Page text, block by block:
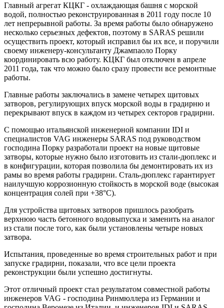
Главный агрегат КЦКГ - охлаждающая башня с морской
водой, полностью реконструированная в 2011 году после 10
лет непрерывной работы. За время работы было обнаружено
несколько серьезных дефектов, поэтому в SARAS решили
осуществить проект, который исправил бы их все, и поручили
своему инженеру-консультанту Джампаоло Порку
координировать всю работу. КЦКГ был отключен в апреле
2011 года, так что можно было сразу провести все ремонтные
работы.
Главные работы заключались в замене четырех щитовых
затворов, регулирующих впуск морской воды в градирню и
перекрывают впуск в каждом из четырех секторов градирни.
С помощью итальянской инженерной компании IDI и
специалистов VAG инженеры SARAS под руководством
господина Порку разработали проект на новые щитовые
затворы, которые нужно было изготовить из стали-дюплекс и
в конфигурации, которая позволила бы демонтировать их из
рамы во время работы градирни. Сталь-дюплекс гарантирует
наилучшую коррозионную стойкость в морской воде (высокая
концентрация солей при +38°C).
Для устройства щитовых затворов пришлось разобрать
верхнюю часть бетонного водовыпуска и заменить на аналог
из стали после того, как были установлены четыре новых
затвора.
Испытания, проведенные во время строительных работ и при
запуске градирни, показали, что все цели проекта
реконструкции были успешно достигнуты.
Этот отличный проект стал результатом совместной работы
инженеров VAG - господина Ринмюллера из Германии и